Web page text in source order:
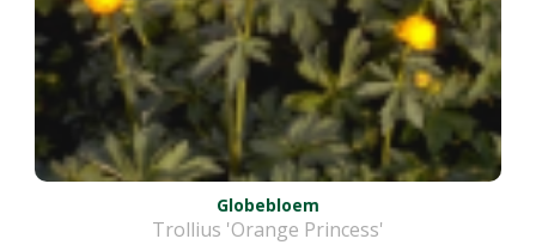
Globebloem
Trollius 'Orange Princess'